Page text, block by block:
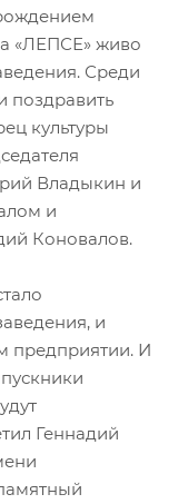
«ЛЕПСЕ» живо
Среди
поздравить
культуры
Владыкин и
и
Коновалов.
и
предприятии. И
Геннадий